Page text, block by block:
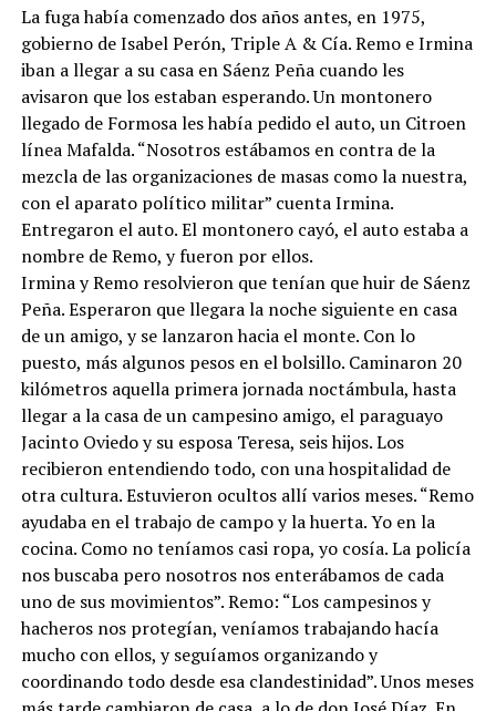
La fuga había comenzado dos años antes, en 1975,
gobierno de Isabel Perón, Triple A & Cía. Remo e Irmina
iban a llegar a su casa en Sáenz Peña cuando les
avisaron que los estaban esperando. Un montonero
llegado de Formosa les había pedido el auto, un Citroen
línea Mafalda. “Nosotros estábamos en contra de la
mezcla de las organizaciones de masas como la nuestra,
con el aparato político militar” cuenta Irmina.
Entregaron el auto. El montonero cayó, el auto estaba a
nombre de Remo, y fueron por ellos.
Irmina y Remo resolvieron que tenían que huir de Sáenz
Peña. Esperaron que llegara la noche siguiente en casa
de un amigo, y se lanzaron hacia el monte. Con lo
puesto, más algunos pesos en el bolsillo. Caminaron 20
kilómetros aquella primera jornada noctámbula, hasta
llegar a la casa de un campesino amigo, el paraguayo
Jacinto Oviedo y su esposa Teresa, seis hijos. Los
recibieron entendiendo todo, con una hospitalidad de
otra cultura. Estuvieron ocultos allí varios meses. “Remo
ayudaba en el trabajo de campo y la huerta. Yo en la
cocina. Como no teníamos casi ropa, yo cosía. La policía
nos buscaba pero nosotros nos enterábamos de cada
uno de sus movimientos”. Remo: “Los campesinos y
hacheros nos protegían, veníamos trabajando hacía
mucho con ellos, y seguíamos organizando y
coordinando todo desde esa clandestinidad”. Unos meses